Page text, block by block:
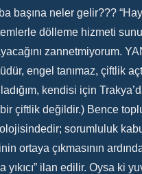
başına neler gelir???
dölleme hizmeti
zannetmiyorum.
engel tanımaz, çiftlik
kendisi için
çiftlik değildir.) Bence
sorumluluk
ortaya çıkmasının
yıkıcı” ilan edilir. Oysa ki